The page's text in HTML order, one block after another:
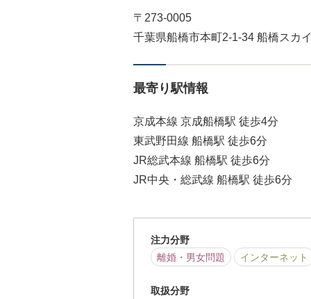
〒273-0005
千葉県船橋市本町2-1-34 船橋スカ
最寄り駅情報
京成本線 京成船橋駅 徒歩4分
東武野田線 船橋駅 徒歩6分
JR総武本線 船橋駅 徒歩6分
JR中央・総武線 船橋駅 徒歩6分
注力分野
離婚・男女問題
インターネット
取扱分野